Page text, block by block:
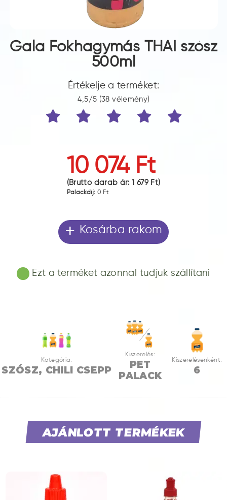
Gala Fokhagymás THAI szósz
500ml
Értékelje a terméket:
4,5/5 (38 vélemény)
10 074 Ft
(Bruttó darab ár:1 679 Ft)
Palackdíj: 0 Ft
+ Kosárba rakom
Ezt a terméket azonnal tudjuk szállítani
Kategória:
SZÓSZ, CHILI CSEPP
Kiszerelés:
PET
PALACK
Kiszerelésenként:
6
AJÁNLOTT TERMÉKEK